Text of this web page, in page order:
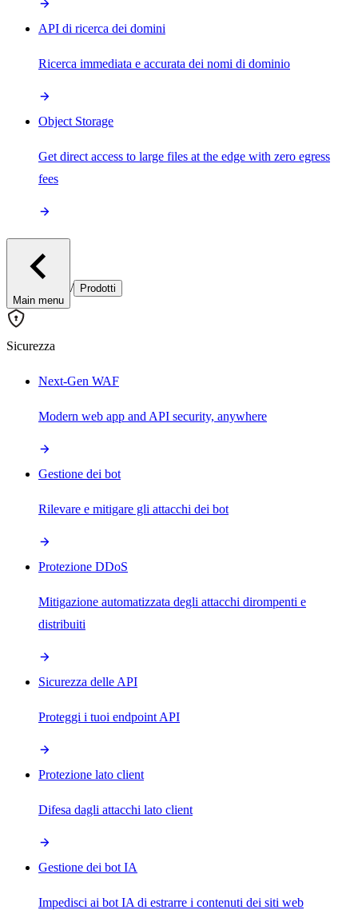
API di ricerca dei domini
Ricerca immediata e accurata dei nomi di dominio
Object Storage
Get direct access to large files at the edge with zero egress
fees
Main menu
/ Prodotti
Sicurezza
Next-Gen WAF
Modern web app and API security, anywhere
Gestione dei bot
Rilevare e mitigare gli attacchi dei bot
Protezione DDoS
Mitigazione automatizzata degli attacchi dirompenti e
distribuiti
Sicurezza delle API
Proteggi i tuoi endpoint API
Protezione lato client
Difesa dagli attacchi lato client
Gestione dei bot IA
Impedisci ai bot IA di estrarre i contenuti dei siti web